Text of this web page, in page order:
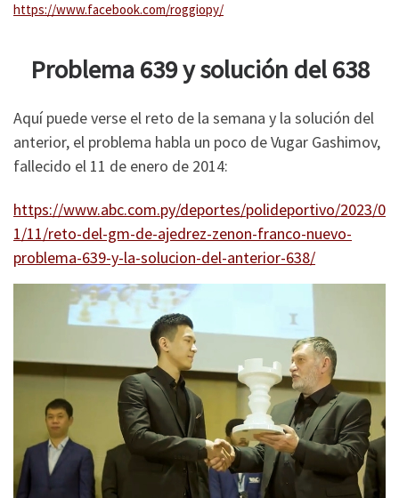
https://www.facebook.com/roggiopy/
Problema 639 y solución del 638
Aquí puede verse el reto de la semana y la solución del
anterior, el problema habla un poco de Vugar Gashimov,
fallecido el 11 de enero de 2014:
https://www.abc.com.py/deportes/polideportivo/2023/0
1/11/reto-del-gm-de-ajedrez-zenon-franco-nuevo-
problema-639-y-la-solucion-del-anterior-638/